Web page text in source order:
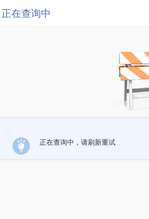
正在查询中
正在查询中，请刷新重试